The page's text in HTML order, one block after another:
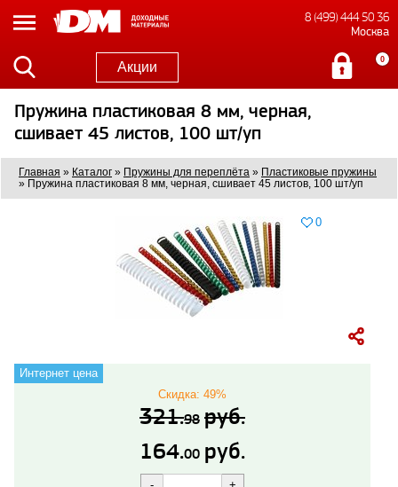
8 (499) 444 50 36
Москва
Акции 0
Пружина пластиковая 8 мм, черная,
сшивает 45 листов, 100 шт/уп
Главная » Каталог » Пружины для переплёта » Пластиковые пружины
» Пружина пластиковая 8 мм, черная, сшивает 45 листов, 100 шт/уп
0
Интернет цена
164.00 руб.
321.98 руб.
Скидка: 49%